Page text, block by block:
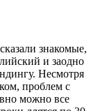
знакомые,
и заодно
Несмотря
проблем с
можно все